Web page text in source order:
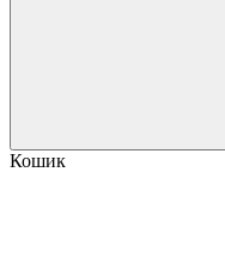
Кошик